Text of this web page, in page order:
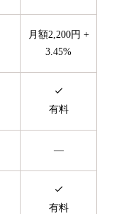
月額2,200円 +
3.45%
有料
—
有料